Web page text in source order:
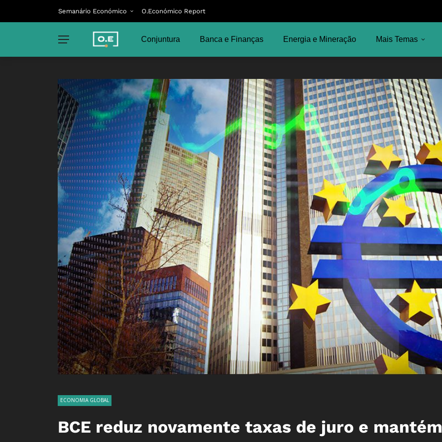
Semanário Económico O.Económico Report
Conjuntura Banca e Finanças Energia e Mineração Mais Temas
ECONOMIA GLOBAL
BCE reduz novamente taxas de juro e mantém